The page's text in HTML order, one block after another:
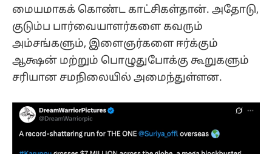
மையமாகக் கொண்ட காட்சிகள்தான். அதோடு,
குடும்ப பார்வையாளர்களை கவரும்
அம்சங்களும், இளைஞர்களை ஈர்க்கும்
ஆக்ஷன் மற்றும் பொழுதுபோக்கு கூறுகளும்
சரியான சமநிலையில் அமைந்துள்ளன.